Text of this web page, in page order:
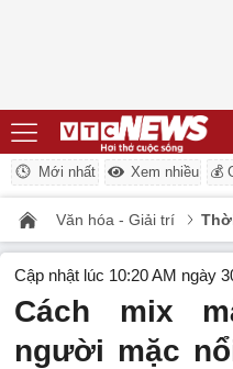
Mới nhất Xem nhiều 💰
Văn hóa - Giải trí
Cập nhật lúc 10:20 AM ngày
Cách mix
người mặc